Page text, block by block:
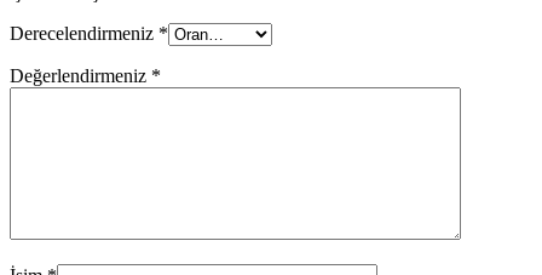
Derecelendirmeniz *
Değerlendirmeniz *